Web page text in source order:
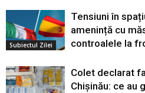
Subiectul Zilei
Tensiuni în
amenință cu
controalele la
Colet declarat
Chișinău: ce au